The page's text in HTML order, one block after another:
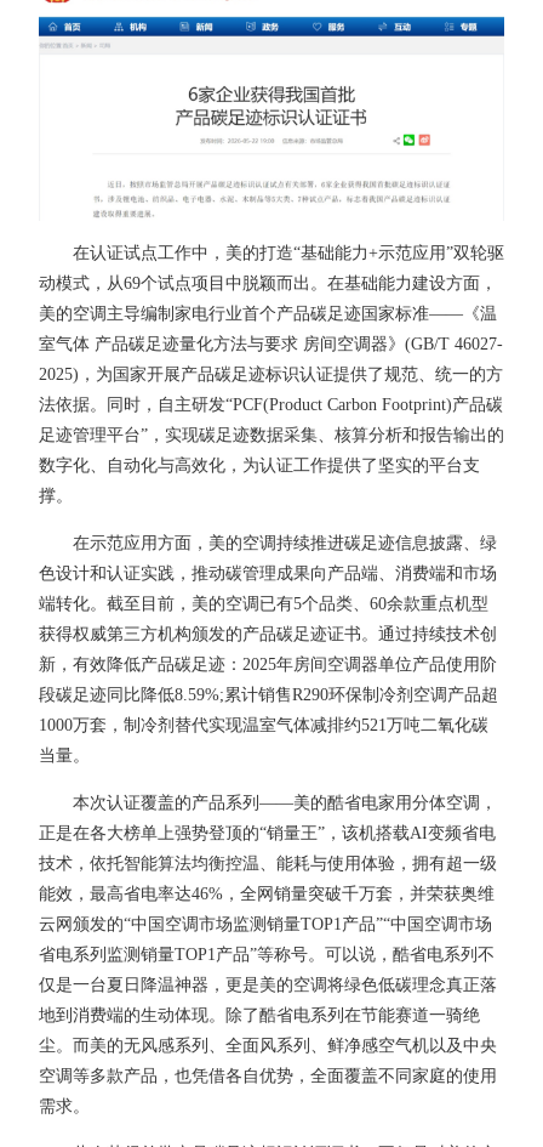
在认证试点工作中，美的打造“基础能力+示范应用”双轮驱
动模式，从69个试点项目中脱颖而出。在基础能力建设方面，
美的空调主导编制家电行业首个产品碳足迹国家标准——《温
室气体 产品碳足迹量化方法与要求 房间空调器》(GB/T 46027-
2025)，为国家开展产品碳足迹标识认证提供了规范、统一的方
法依据。同时，自主研发“PCF(Product Carbon Footprint)产品碳
足迹管理平台”，实现碳足迹数据采集、核算分析和报告输出的
数字化、自动化与高效化，为认证工作提供了坚实的平台支
撑。
在示范应用方面，美的空调持续推进碳足迹信息披露、绿
色设计和认证实践，推动碳管理成果向产品端、消费端和市场
端转化。截至目前，美的空调已有5个品类、60余款重点机型
获得权威第三方机构颁发的产品碳足迹证书。通过持续技术创
新，有效降低产品碳足迹：2025年房间空调器单位产品使用阶
段碳足迹同比降低8.59%;累计销售R290环保制冷剂空调产品超
1000万套，制冷剂替代实现温室气体减排约521万吨二氧化碳
当量。
本次认证覆盖的产品系列——美的酷省电家用分体空调，
正是在各大榜单上强势登顶的“销量王”，该机搭载AI变频省电
技术，依托智能算法均衡控温、能耗与使用体验，拥有超一级
能效，最高省电率达46%，全网销量突破千万套，并荣获奥维
云网颁发的“中国空调市场监测销量TOP1产品”“中国空调市场
省电系列监测销量TOP1产品”等称号。可以说，酷省电系列不
仅是一台夏日降温神器，更是美的空调将绿色低碳理念真正落
地到消费端的生动体现。除了酷省电系列在节能赛道一骑绝
尘。而美的无风感系列、全面风系列、鲜净感空气机以及中央
空调等多款产品，也凭借各自优势，全面覆盖不同家庭的使用
需求。